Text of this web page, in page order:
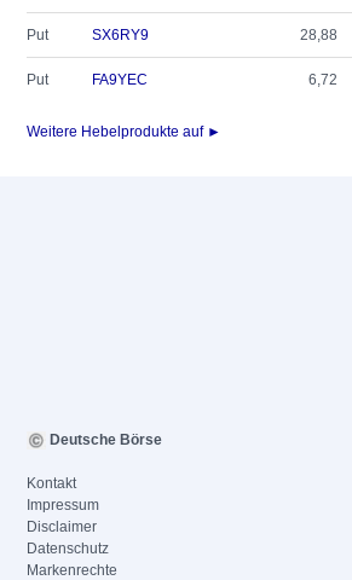
Put SX6RY9 28,88
Put FA9YEC 6,72
Weitere Hebelprodukte auf ►
Deutsche Börse
Kontakt
Impressum
Disclaimer
Datenschutz
Markenrechte